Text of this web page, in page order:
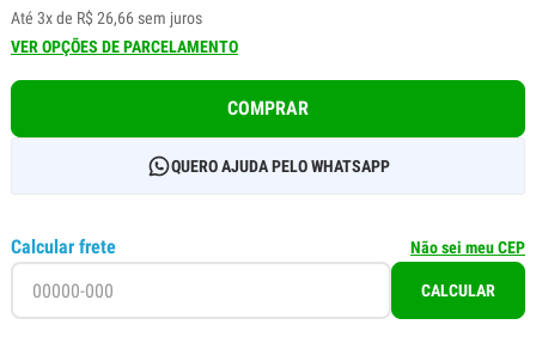
Até 3x de R$ 26,66 sem juros
VER OPÇÕES DE PARCELAMENTO
COMPRAR
QUERO AJUDA PELO WHATSAPP
Calcular frete Não sei meu CEP
CALCULAR